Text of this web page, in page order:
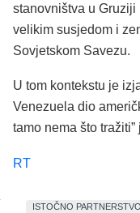
stanovništva u
velikim susjedom i
Sovjetskom Savezu.
U tom kontekstu je
Venezuela dio
tamo nema što
RT
ISTOČNO PARTNERSTVO